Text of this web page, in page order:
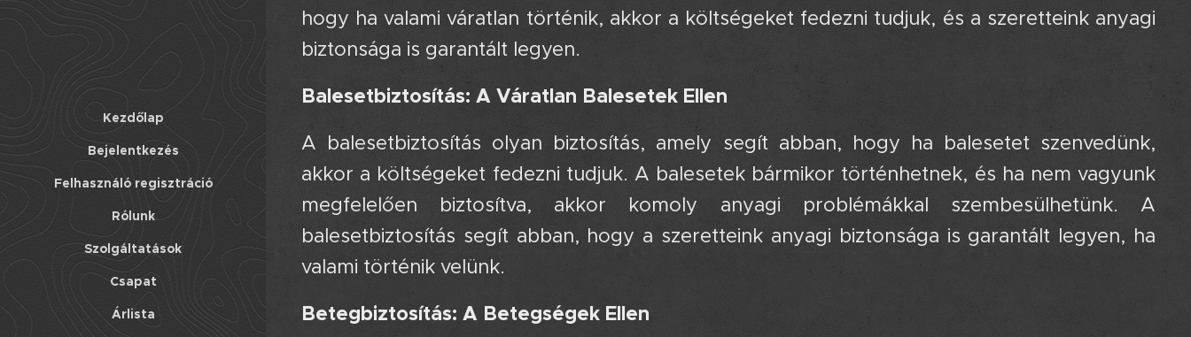
Kezdőlap
Bejelentkezés
Felhasználó regisztráció
Rólunk
Szolgáltatások
Csapat
Árlista
hogy ha valami váratlan történik, akkor a költségeket fedezni tudjuk, és a szeretteink anyagi
biztonsága is garantált legyen.
Balesetbiztosítás: A Váratlan Balesetek Ellen
A balesetbiztosítás olyan biztosítás, amely segít abban, hogy ha balesetet szenvedünk,
akkor a költségeket fedezni tudjuk. A balesetek bármikor történhetnek, és ha nem vagyunk
megfelelően biztosítva, akkor komoly anyagi problémákkal szembesülhetünk. A
balesetbiztosítás segít abban, hogy a szeretteink anyagi biztonsága is garantált legyen, ha
valami történik velünk.
Betegbiztosítás: A Betegségek Ellen